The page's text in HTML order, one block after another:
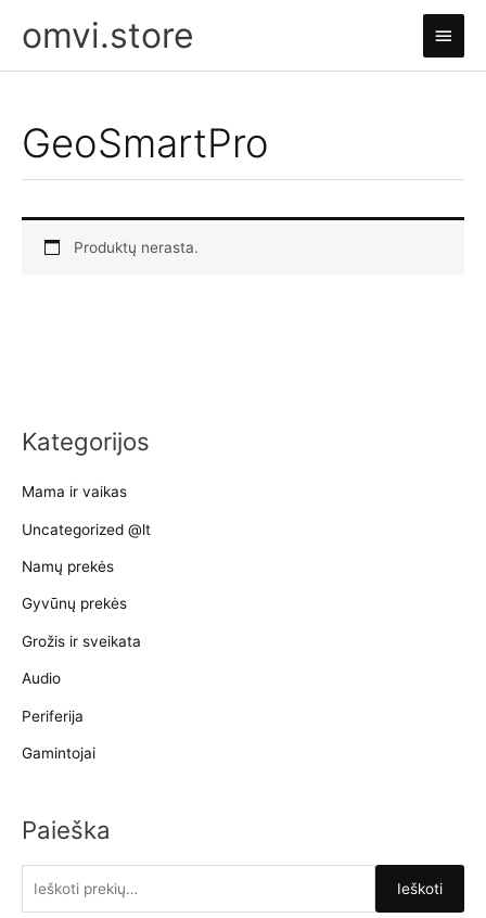
prieomvi.store
Kategorijos
Mama ir vaikas
Uncategorized @lt
Namų prekės
Gyvūnų prekės
Grožis ir sveikata
Audio
Periferija
Gamintojai
Paieška
Ieškoti
GeoSmartPro
Produktų nerasta.